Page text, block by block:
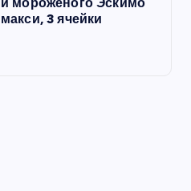
макси, 3 ячейки